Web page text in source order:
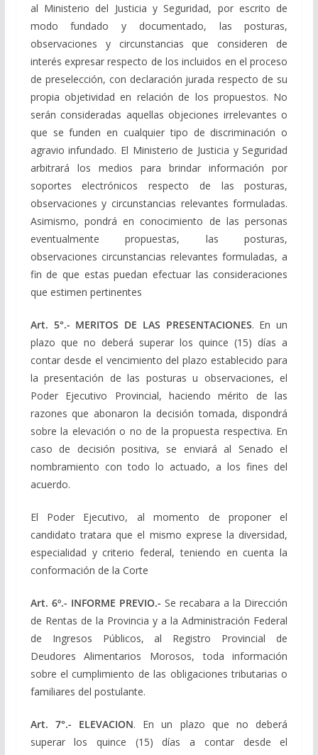
al Ministerio del Justicia y Seguridad, por escrito de
modo fundado y documentado, las posturas,
observaciones y circunstancias que consideren de
interés expresar respecto de los incluidos en el proceso
de preselección, con declaración jurada respecto de su
propia objetividad en relación de los propuestos. No
serán consideradas aquellas objeciones irrelevantes o
que se funden en cualquier tipo de discriminación o
agravio infundado. El Ministerio de Justicia y Seguridad
arbitrará los medios para brindar información por
soportes electrónicos respecto de las posturas,
observaciones y circunstancias relevantes formuladas.
Asimismo, pondrá en conocimiento de las personas
eventualmente propuestas, las posturas,
observaciones circunstancias relevantes formuladas, a
fin de que estas puedan efectuar las consideraciones
que estimen pertinentes
Art. 5°.- MERITOS DE LAS PRESENTACIONES. En un
plazo que no deberá superar los quince (15) días a
contar desde el vencimiento del plazo establecido para
la presentación de las posturas u observaciones, el
Poder Ejecutivo Provincial, haciendo mérito de las
razones que abonaron la decisión tomada, dispondrá
sobre la elevación o no de la propuesta respectiva. En
caso de decisión positiva, se enviará al Senado el
nombramiento con todo lo actuado, a los fines del
acuerdo.
El Poder Ejecutivo, al momento de proponer el
candidato tratara que el mismo exprese la diversidad,
especialidad y criterio federal, teniendo en cuenta la
conformación de la Corte
Art. 6º.- INFORME PREVIO.- Se recabara a la Dirección
de Rentas de la Provincia y a la Administración Federal
de Ingresos Públicos, al Registro Provincial de
Deudores Alimentarios Morosos, toda información
sobre el cumplimiento de las obligaciones tributarias o
familiares del postulante.
Art. 7°.- ELEVACION. En un plazo que no deberá
superar los quince (15) días a contar desde el